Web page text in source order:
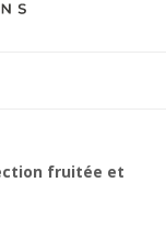
fruitée et